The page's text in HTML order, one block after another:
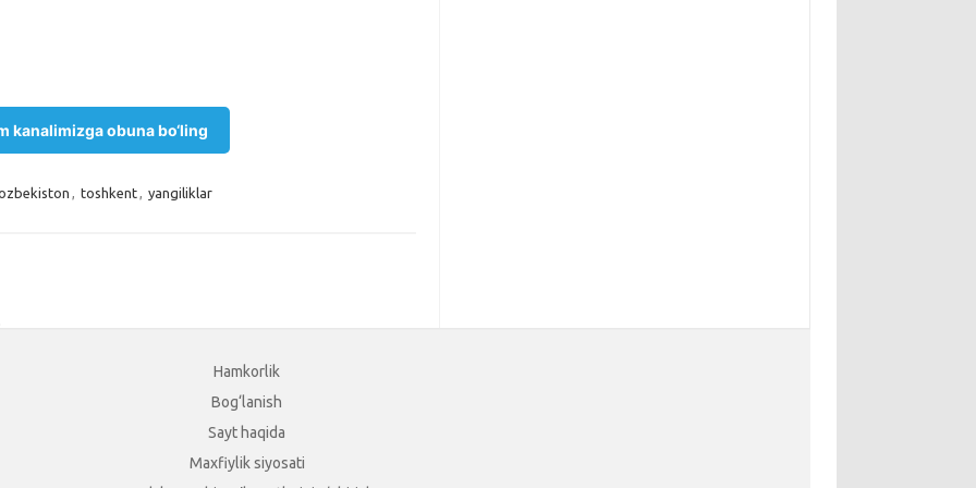
kanalimizga obuna bo‘ling
, toshkent, yangiliklar
Hamkorlik
Bog‘lanish
Sayt haqida
Maxfiylik siyosati